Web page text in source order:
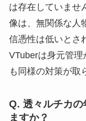
は存在していませ
像は、無関係な人
信憑性は低いとさ
VTuberは身元管
も同様の対策が取
Q. 透々ルチカ
ますか？